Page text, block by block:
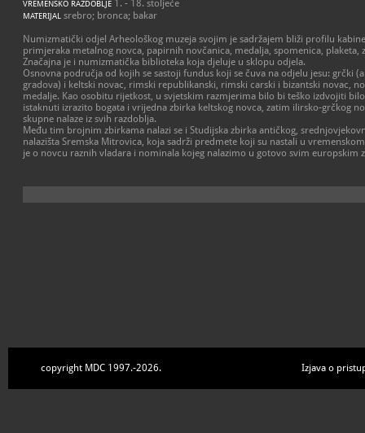
VREMENSKO RAZDOBLJE 1. - 18. stoljeće
MATERIJAL srebro; bronca; bakar
Numizmatički odjel Arheološkog muzeja svojim je sadržajem bliži profilu
primjeraka metalnog novca, papirnih novčanica, medalja, spomenica, plaketa,
Značajna je i numizmatička biblioteka koja djeluje u sklopu odjela.
Osnovna područja od kojih se sastoji fundus koji se čuva na odjelu jesu: grčki
gradova) i keltski novac, rimski republikanski, rimski carski i bizantski novac,
medalje. Kao osobitu rijetkost, u svjetskim razmjerima bilo bi teško izdvojiti
istaknuti izrazito bogata i vrijedna zbirka keltskog novca, zatim ilirsko-grčkog
skupne nalaze iz svih razdoblja.
Među tim brojnim zbirkama nalazi se i Studijska zbirka antičkog,
nalazišta Sremska Mitrovica, koja sadrži predmete koji su nastali u
je o novcu raznih vladara i nominala kojeg nalazimo u gotovo svim europskim
copyright MDC 1997.-2026. Izjava o